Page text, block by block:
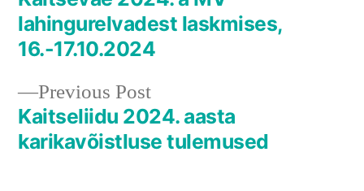
Navigeerimine
Previous PostPrevious
post:
Kaitseliidu 2024. aasta
karikavõistluse tulemused
lahingurelvadest laskmises,
16.-17.10.2024